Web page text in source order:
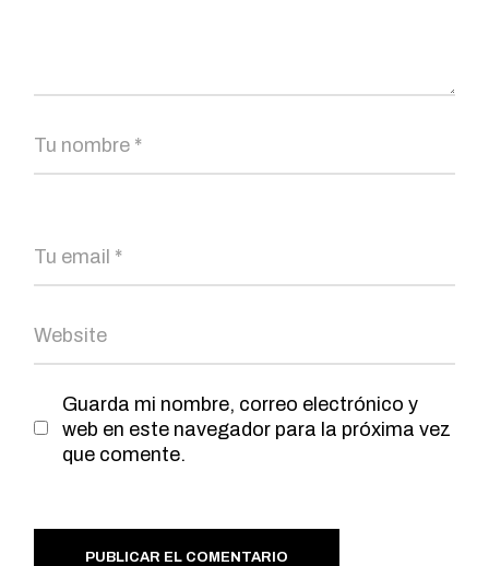
Guarda mi nombre, correo electrónico y
web en este navegador para la próxima vez
que comente.
PUBLICAR EL COMENTARIO